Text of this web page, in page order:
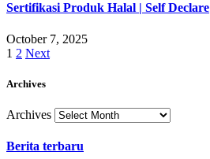
Sertifikasi Produk Halal | Self Declare
October 7, 2025
1 2 Next
Archives
Archives
Berita terbaru